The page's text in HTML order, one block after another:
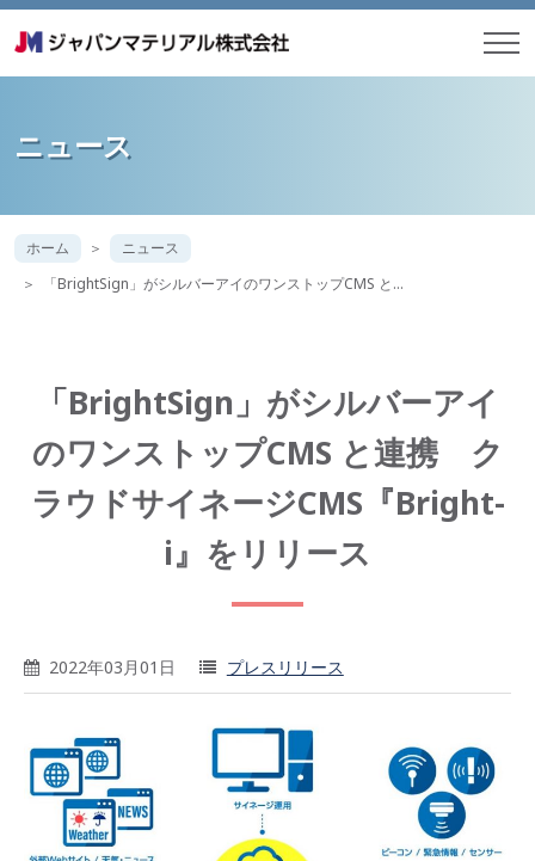
ニュース
ホーム
ニュース
「BrightSign」がシルバーアイのワンストップCMS と…
「BrightSign」がシルバーアイ
のワンストップCMS と連携 ク
ラウドサイネージCMS『Bright-
i』をリリース
2022年03月01日 プレスリリース